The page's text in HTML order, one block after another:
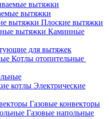
вытяжки
Плоские вытяжки
Каминные
для вытяжек
Котлы отопительные
Электрические
Газовые конвекторы
Газовые напольные